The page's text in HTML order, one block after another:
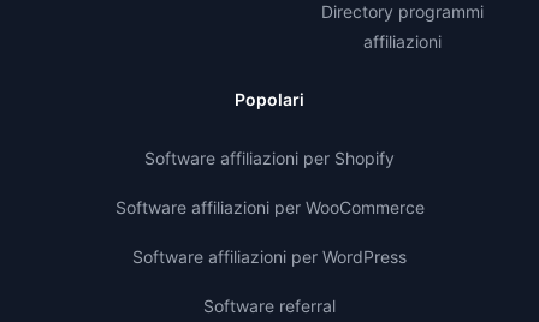
Directory programmi
affiliazioni
Popolari
Software affiliazioni per Shopify
Software affiliazioni per WooCommerce
Software affiliazioni per WordPress
Software referral